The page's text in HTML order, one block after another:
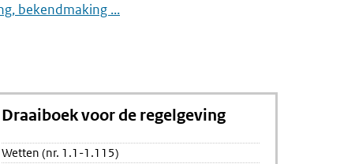
bekendmaking ...
Draaiboek voor de regelgeving
Wetten (nr. 1.1-1.115)